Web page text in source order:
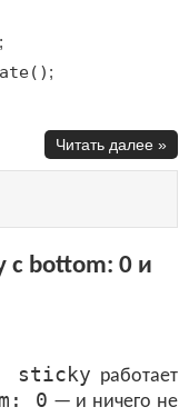
;
Читать далее »
с bottom: 0 и
sticky работает
0 — и ничего не